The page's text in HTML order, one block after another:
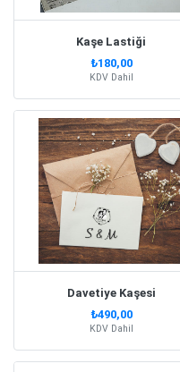
Kaşe Lastiği
₺180,00
KDV Dahil
Davetiye Kaşesi
₺490,00
KDV Dahil